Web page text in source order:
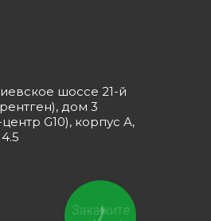
шоссе 21-й
дом 3
G10), корпус А,
Закажите